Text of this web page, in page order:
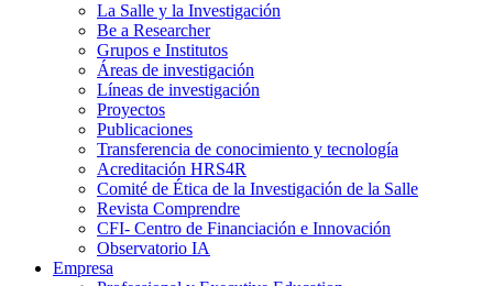
La Salle y la Investigación
Be a Researcher
Grupos e Institutos
Áreas de investigación
Líneas de investigación
Proyectos
Publicaciones
Transferencia de conocimiento y tecnología
Acreditación HRS4R
Comité de Ética de la Investigación de la Salle
Revista Comprendre
CFI- Centro de Financiación e Innovación
Observatorio IA
Empresa